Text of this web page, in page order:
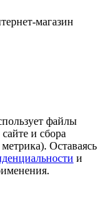
магазин
файлы
и сбора
Оставаясь
и